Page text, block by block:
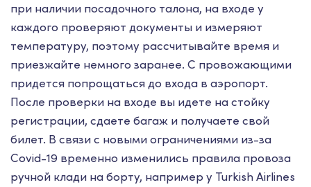
при наличии посадочного талона, на входе у
каждого проверяют документы и измеряют
температуру, поэтому рассчитывайте время и
приезжайте немного заранее. С провожающими
придется попрощаться до входа в аэропорт.
После проверки на входе вы идете на стойку
регистрации, сдаете багаж и получаете свой
билет. В связи с новыми ограничениями из-за
Covid-19 временно изменились правила провоза
ручной клади на борту, например у Turkish Airlines